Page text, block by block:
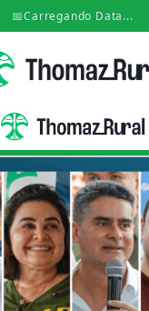
📅Carregando Data...